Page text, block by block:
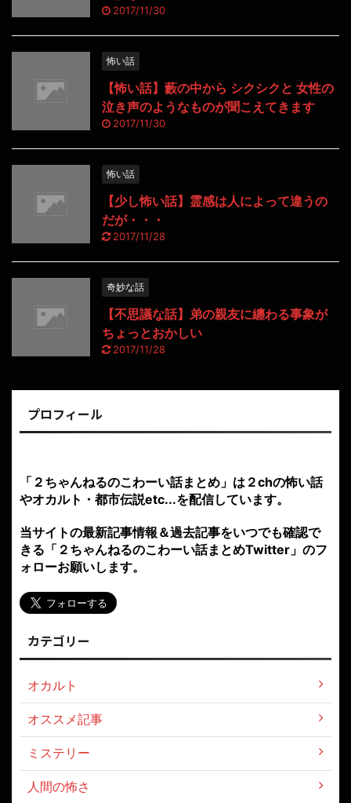
2017/11/30
怖い話
【怖い話】藪の中から シクシクと 女性の
泣き声のようなものが聞こえてきます
2017/11/30
怖い話
【少し怖い話】霊感は人によって違うの
だが・・・
2017/11/28
奇妙な話
【不思議な話】弟の親友に纏わる事象が
ちょっとおかしい
2017/11/28
プロフィール
「２ちゃんねるのこわーい話まとめ」は２chの怖い話
やオカルト・都市伝説etc...を配信しています。
当サイトの最新記事情報＆過去記事をいつでも確認で
きる「２ちゃんねるのこわーい話まとめTwitter」のフ
ォローお願いします。
カテゴリー
オカルト
オススメ記事
ミステリー
人間の怖さ